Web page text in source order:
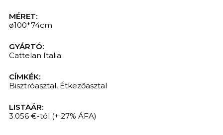
MÉRET:
ø100*74cm
GYÁRTÓ:
Cattelan Italia
CÍMKÉK:
Bisztróasztal, Étkezőasztal
LISTAÁR:
3.056 €-tól (+ 27% ÁFA)